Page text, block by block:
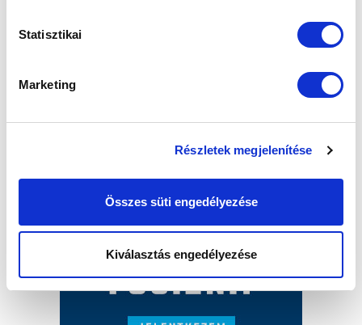
Statisztikai
Marketing
Részletek megjelenítése
Összes süti engedélyezése
Kiválasztás engedélyezése